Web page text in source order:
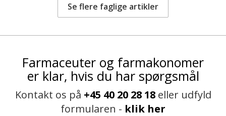
Se flere faglige artikler
Farmaceuter og farmakonomer
er klar, hvis du har spørgsmål
Kontakt os på +45 40 20 28 18eller udfyld
formularen - klik her